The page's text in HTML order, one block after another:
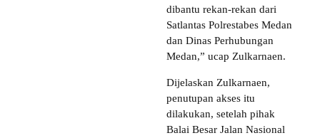
dibantu rekan-rekan dari
Satlantas Polrestabes Medan
dan Dinas Perhubungan
Medan,” ucap Zulkarnaen.
Dijelaskan Zulkarnaen,
penutupan akses itu
dilakukan, setelah pihak
Balai Besar Jalan Nasional